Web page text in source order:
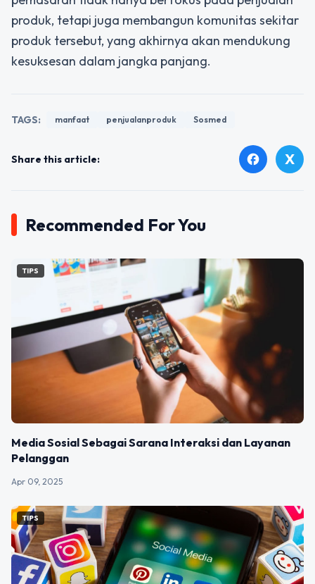
produk, tetapi juga membangun komunitas sekitar
produk tersebut, yang akhirnya akan mendukung
kesuksesan dalam jangka panjang.
TAGS: manfaat penjualanproduk Sosmed
Share this article: facebook X
Recommended For You
TIPS
Media Sosial Sebagai Sarana Interaksi dan Layanan
Pelanggan
Apr 09, 2025
TIPS